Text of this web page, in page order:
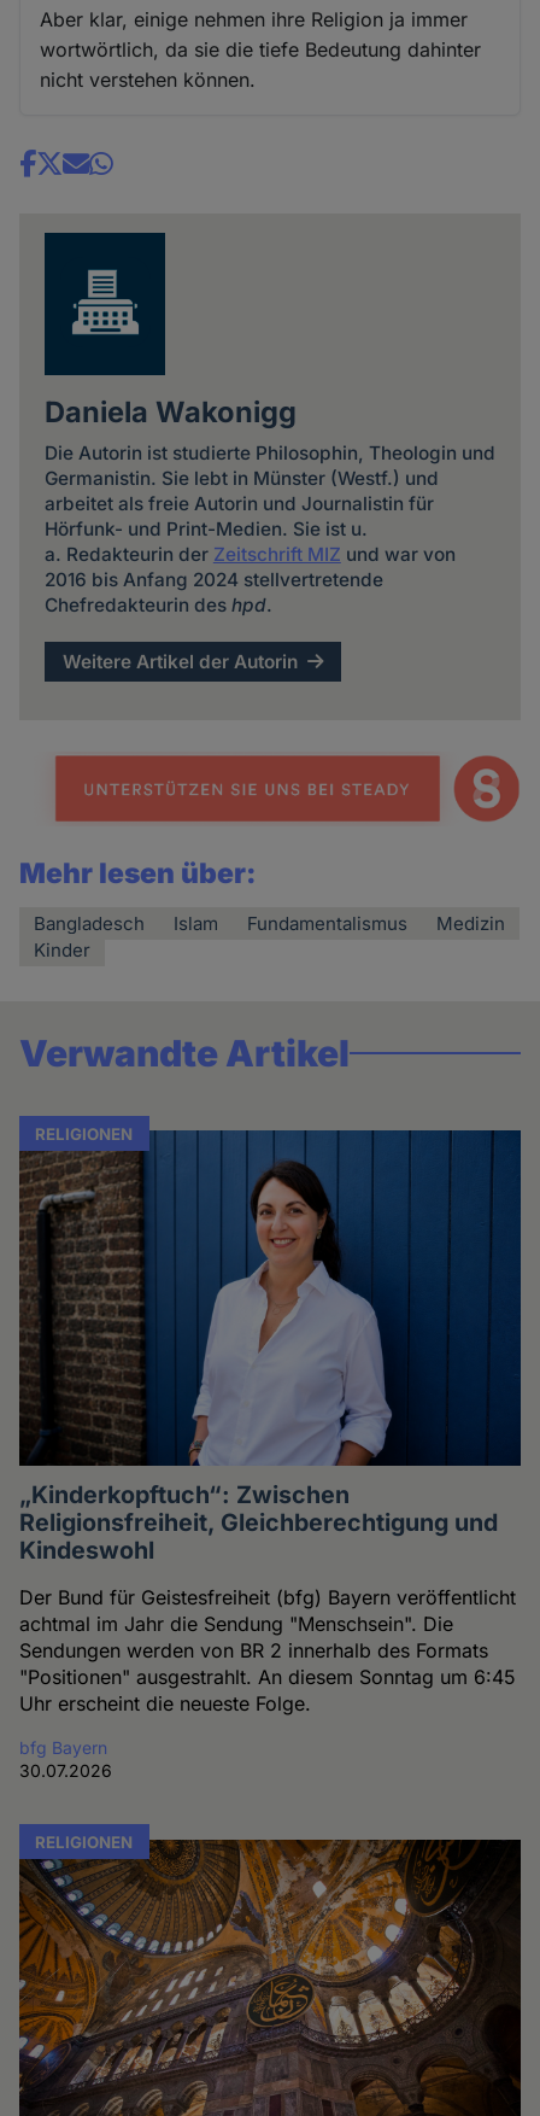
Aber klar, einige nehmen ihre Religion ja immer
wortwörtlich, da sie die tiefe Bedeutung dahinter
nicht verstehen können.
Share
Daniela Wakonigg
Die Autorin ist studierte Philosophin, Theologin und
Germanistin. Sie lebt in Münster (Westf.) und
arbeitet als freie Autorin und Journalistin für
Hörfunk- und Print-Medien. Sie ist u.
a. Redakteurin der Zeitschrift MIZ und war von
2016 bis Anfang 2024 stellvertretende
Chefredakteurin des hpd.
Weitere Artikel der Autorin
Mehr lesen über:
Bangladesch Islam Fundamentalismus
Medizin
Kinder
Verwandte Artikel
RELIGIONEN
„Kinderkopftuch“: Zwischen
Religionsfreiheit, Gleichberechtigung und
Kindeswohl
Der Bund für Geistesfreiheit (bfg) Bayern veröffentlicht
achtmal im Jahr die Sendung "Menschsein". Die
Sendungen werden von BR 2 innerhalb des Formats
"Positionen" ausgestrahlt. An diesem Sonntag um 6:45
Uhr erscheint die neueste Folge.
bfg Bayern
30.07.2026
RELIGIONEN